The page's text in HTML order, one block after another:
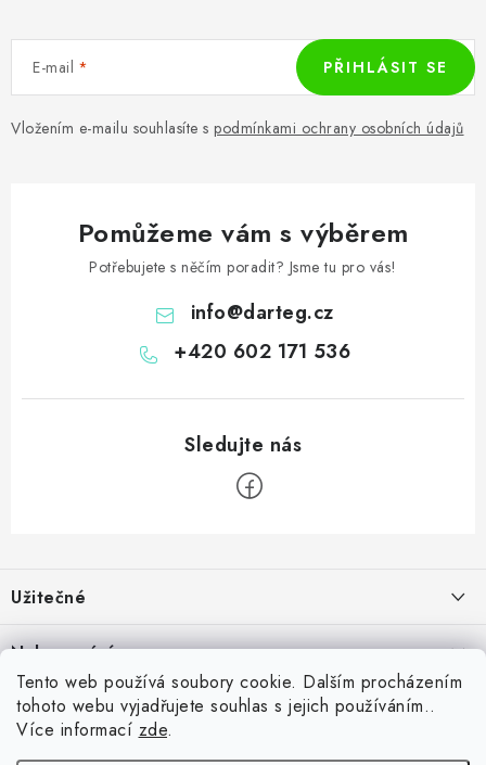
Tento web používá soubory cookie. Dalším procházením
tohoto webu vyjadřujete souhlas s jejich používáním..
Více informací zde.
E-mail
Vložením e-mailu souhlasíte s podmínkami ochrany osobních údajů
PŘIHLÁSIT SE
Pomůžeme vám s výběrem
Potřebujete s něčím poradit? Jsme tu pro vás!
info@darteg.cz
+420 602 171 536
p
a
Užitečné
Kontakt
Věrnostní program
Inspirujte se zákazníky
Nakupování
Jak nakupovat
Vrácení zboží
Blog